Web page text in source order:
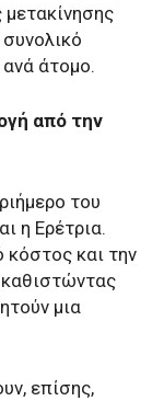
άτομο.
από την
του
η Ερέτρια.
κόστος και την
μια
επίσης,